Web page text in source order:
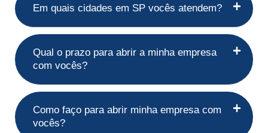
Em quais cidades em SP vocês atendem?
Qual o prazo para abrir a minha empresa
com vocês?
Como faço para abrir minha empresa com
vocês?